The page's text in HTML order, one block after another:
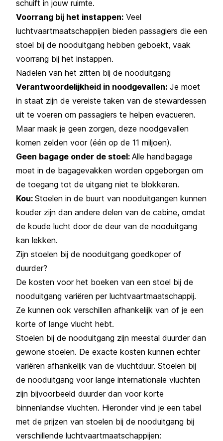
schuift in jouw ruimte.
Voorrang bij het instappen: Veel
luchtvaartmaatschappijen bieden passagiers die een
stoel bij de nooduitgang hebben geboekt, vaak
voorrang bij het instappen.
Nadelen van het zitten bij de nooduitgang
Verantwoordelijkheid in noodgevallen: Je moet
in staat zijn de vereiste taken van de stewardessen
uit te voeren om passagiers te helpen evacueren.
Maar maak je geen zorgen, deze noodgevallen
komen zelden voor (één op de 11 miljoen).
Geen bagage onder de stoel: Alle handbagage
moet in de bagagevakken worden opgeborgen om
de toegang tot de uitgang niet te blokkeren.
Kou: Stoelen in de buurt van nooduitgangen kunnen
kouder zijn dan andere delen van de cabine, omdat
de koude lucht door de deur van de nooduitgang
kan lekken.
Zijn stoelen bij de nooduitgang goedkoper of
duurder?
De kosten voor het boeken van een stoel bij de
nooduitgang variëren per luchtvaartmaatschappij.
Ze kunnen ook verschillen afhankelijk van of je een
korte of lange vlucht hebt.
Stoelen bij de nooduitgang zijn meestal duurder dan
gewone stoelen. De exacte kosten kunnen echter
variëren afhankelijk van de vluchtduur. Stoelen bij
de nooduitgang voor lange internationale vluchten
zijn bijvoorbeeld duurder dan voor korte
binnenlandse vluchten. Hieronder vind je een tabel
met de prijzen van stoelen bij de nooduitgang bij
verschillende luchtvaartmaatschappijen: